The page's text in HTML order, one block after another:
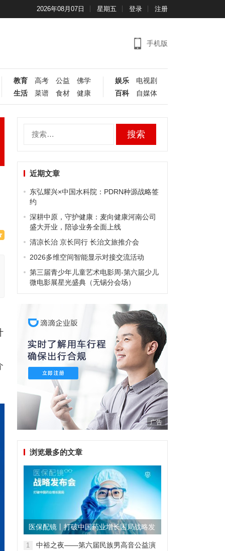
2026年08月07日 星期五 登录 注册
手机版
教育 高考 公益
佛学
生活
菜谱 食材 健康
娱乐
电视剧
百科
自媒体
近期文章
东弘耀兴×中国水科院：PDRN种源战略签
约
深耕中原，守护健康：麦向健康河南公司
盛大开业，陪诊业务全面上线
清凉长治 京长同行 长治文旅推介会
2026多维空间智能显示对接交流活动
第三届青少年儿童艺术电影周-第六届少儿
微电影展星光盛典（无锡分会场）
广告
浏览最多的文章
医保配镜丨打破中国药业增长困局战略发
布会
1
中裕之夜——第六届民族男高音公益演